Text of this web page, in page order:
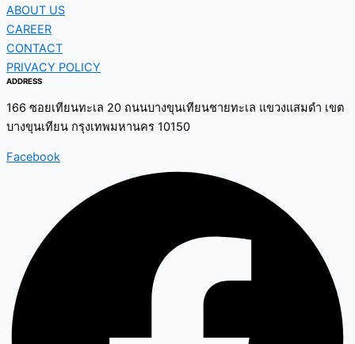
ABOUT US
CAREER
CONTACT
PRIVACY POLICY
ADDRESS
166 ซอยเทียนทะเล 20 ถนนบางขุนเทียนชายทะเล แขวงแสมดำ เขต
บางขุนเทียน กรุงเทพมหานคร 10150
Facebook